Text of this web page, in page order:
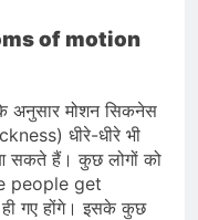
of motion
अनुसार मोशन सिकनेस
धीरे-धीरे भी
सकते हैं। कुछ लोगों को
people get
गए होंगे। इसके कुछ